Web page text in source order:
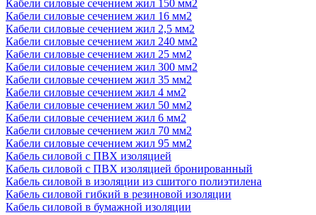
Кабели силовые сечением жил 150 мм2
Кабели силовые сечением жил 16 мм2
Кабели силовые сечением жил 2,5 мм2
Кабели силовые сечением жил 240 мм2
Кабели силовые сечением жил 25 мм2
Кабели силовые сечением жил 300 мм2
Кабели силовые сечением жил 35 мм2
Кабели силовые сечением жил 4 мм2
Кабели силовые сечением жил 50 мм2
Кабели силовые сечением жил 6 мм2
Кабели силовые сечением жил 70 мм2
Кабели силовые сечением жил 95 мм2
Кабель силовой с ПВХ изоляцией
Кабель силовой с ПВХ изоляцией бронированный
Кабель силовой в изоляции из сшитого полиэтилена
Кабель силовой гибкий в резиновой изоляции
Кабель силовой в бумажной изоляции